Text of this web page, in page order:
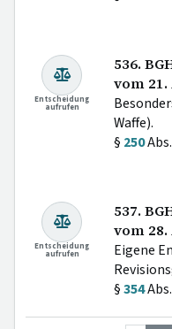
Entscheidung
aufrufen
536.
vom 21.
Waffe).
§ 250
Entscheidung
aufrufen
537.
vom
Eigene
§354